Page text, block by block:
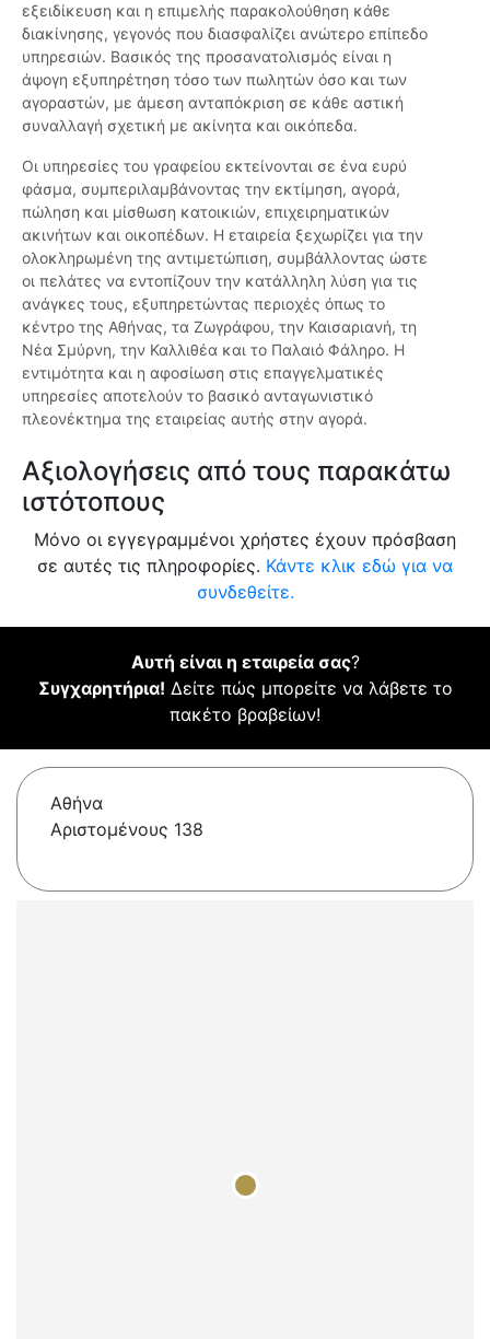
εξειδίκευση και η επιμελής παρακολούθηση κάθε
διακίνησης, γεγονός που διασφαλίζει ανώτερο επίπεδο
υπηρεσιών. Βασικός της προσανατολισμός είναι η
άψογη εξυπηρέτηση τόσο των πωλητών όσο και των
αγοραστών, με άμεση ανταπόκριση σε κάθε αστική
συναλλαγή σχετική με ακίνητα και οικόπεδα.
Οι υπηρεσίες του γραφείου εκτείνονται σε ένα ευρύ
φάσμα, συμπεριλαμβάνοντας την εκτίμηση, αγορά,
πώληση και μίσθωση κατοικιών, επιχειρηματικών
ακινήτων και οικοπέδων. Η εταιρεία ξεχωρίζει για την
ολοκληρωμένη της αντιμετώπιση, συμβάλλοντας ώστε
οι πελάτες να εντοπίζουν την κατάλληλη λύση για τις
ανάγκες τους, εξυπηρετώντας περιοχές όπως το
κέντρο της Αθήνας, τα Ζωγράφου, την Καισαριανή, τη
Νέα Σμύρνη, την Καλλιθέα και το Παλαιό Φάληρο. Η
εντιμότητα και η αφοσίωση στις επαγγελματικές
υπηρεσίες αποτελούν το βασικό ανταγωνιστικό
πλεονέκτημα της εταιρείας αυτής στην αγορά.
Αξιολογήσεις από τους παρακάτω
ιστότοπους
Μόνο οι εγγεγραμμένοι χρήστες έχουν πρόσβαση
σε αυτές τις πληροφορίες. Κάντε κλικ εδώ για να
συνδεθείτε.
Αυτή είναι η εταιρεία σας?
Συγχαρητήρια! Δείτε πώς μπορείτε να λάβετε το
πακέτο βραβείων!
Αθήνα
Αριστομένους 138